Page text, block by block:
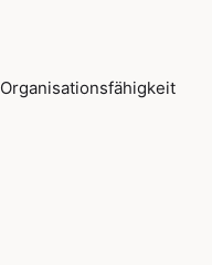
Organisationsfähigkeit